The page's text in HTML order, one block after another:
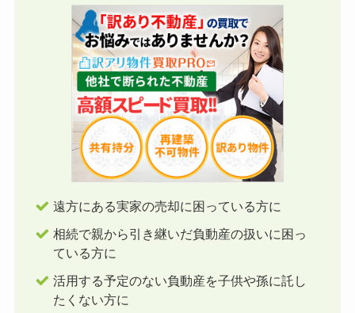
遠方にある実家の売却に困っている方に
相続で親から引き継いだ負動産の扱いに困っ
ている方に
活用する予定のない負動産を子供や孫に託し
たくない方に